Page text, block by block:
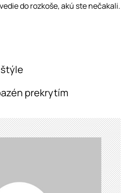
do rozkoše, akú ste nečakali.
prekrytím